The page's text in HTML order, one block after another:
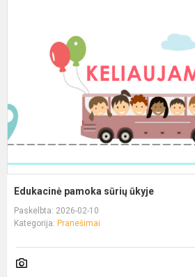
Edukacinė pamoka sūrių ūkyje
Paskelbta: 2026-02-10
Kategorija: Pranešimai